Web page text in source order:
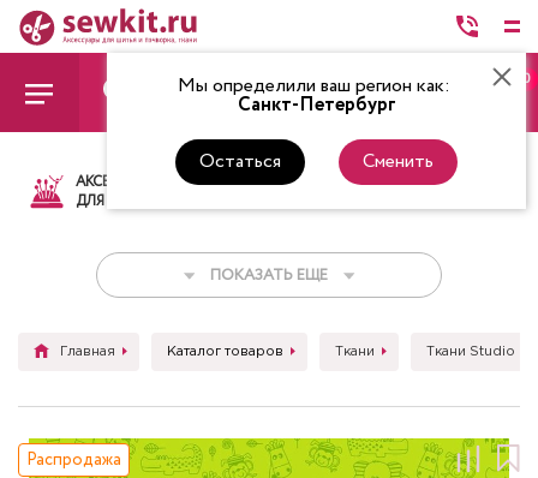
Мы определили ваш регион как:
Санкт-Петербург
Остаться Сменить
0
АКСЕССУАРЫ
ДЛЯ ШИТЬЯ
ТКАНИ НИТКИ
ПОКАЗАТЬ ЕЩЕ
Главная Каталог товаров Ткани Ткани Studio E
Распродажа